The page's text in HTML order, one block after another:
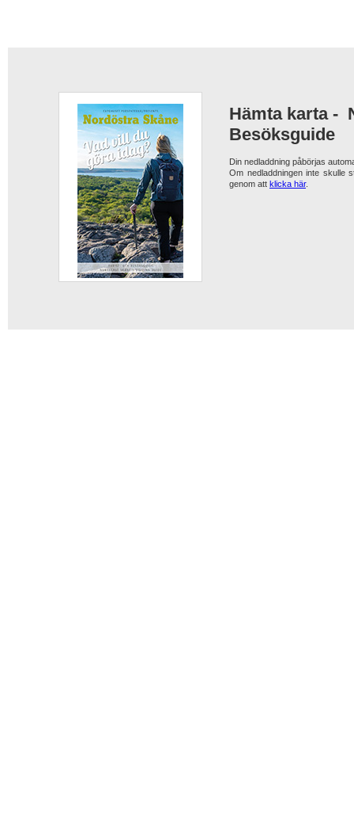
Hämta karta -
Besöksguide
Din nedladdning påbörjas
Om nedladdningen inte skulle
genom att klicka här.